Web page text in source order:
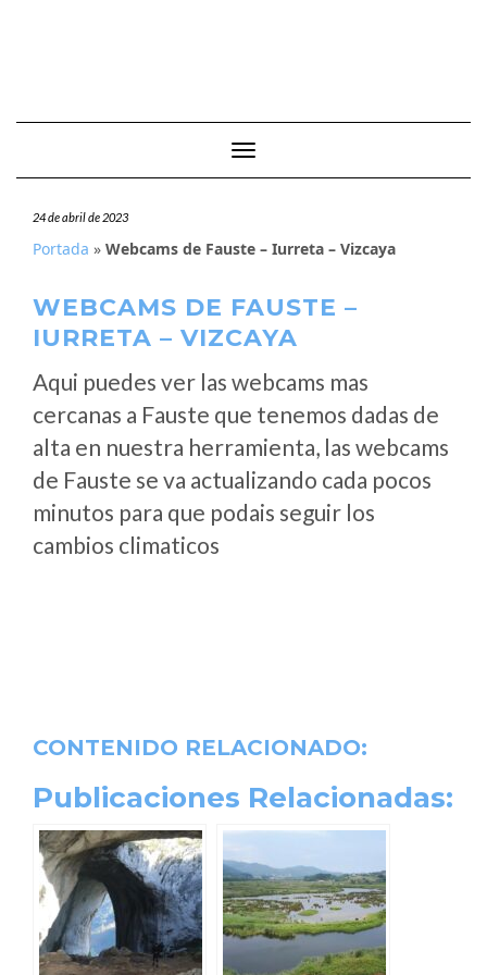
Cambiar modo de navegación
24 de abril de 2023
Portada » Webcams de Fauste – Iurreta – Vizcaya
WEBCAMS DE FAUSTE –
IURRETA – VIZCAYA
Aqui puedes ver las webcams mas
cercanas a Fauste que tenemos dadas de
alta en nuestra herramienta, las webcams
de Fauste se va actualizando cada pocos
minutos para que podais seguir los
cambios climaticos
CONTENIDO RELACIONADO:
Publicaciones Relacionadas: